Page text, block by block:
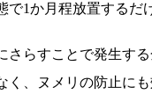
で1か月程放置する
さらすことで発生す
く、ヌメリの防止にも